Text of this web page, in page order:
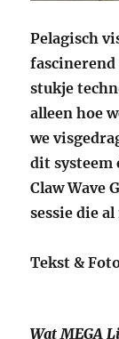
Pelagisch
stukje
alleen hoe
we
dit systeem
Claw Wave
sessie die
Tekst &
Wat MEGA